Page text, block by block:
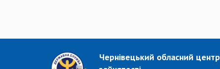
Чернівецький обласний центр